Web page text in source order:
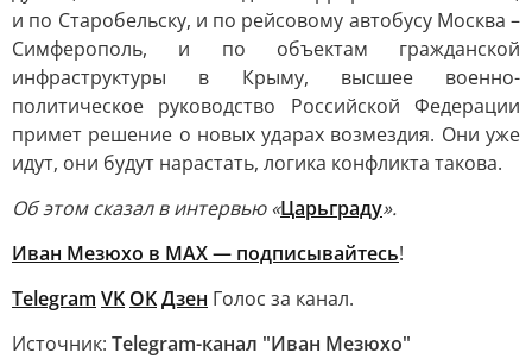
и по Старобельску, и по рейсовому автобусу Москва –
Симферополь, и по объектам гражданской
инфраструктуры в Крыму, высшее военно-
политическое руководство Российской Федерации
примет решение о новых ударах возмездия. Они уже
идут, они будут нарастать, логика конфликта такова.
Об этом сказал в интервью «Царьграду».
Иван Мезюхо в MAX — подписывайтесь!
Telegram VK OKДзен Голос за канал.
Источник: Telegram-канал "Иван Мезюхо"